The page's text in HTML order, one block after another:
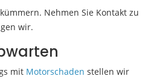
Nehmen Sie Kontakt zu
wir.
mit Motorschaden stellen wir